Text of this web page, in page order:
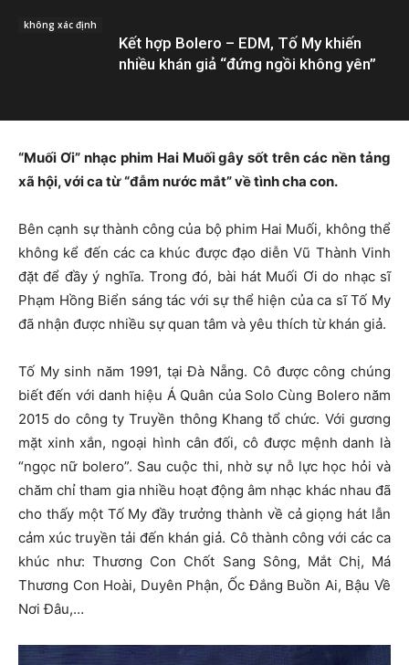
không xác định
Kết hợp Bolero – EDM, Tố My khiến
nhiều khán giả “đứng ngồi không yên”
“Muối Ơi” nhạc phim Hai Muối gây sốt trên các nền tảng
xã hội, với ca từ “đẫm nước mắt” về tình cha con.
Bên cạnh sự thành công của bộ phim Hai Muối, không thể
không kể đến các ca khúc được đạo diễn Vũ Thành Vinh
đặt để đầy ý nghĩa. Trong đó, bài hát Muối Ơi do nhạc sĩ
Phạm Hồng Biển sáng tác với sự thể hiện của ca sĩ Tố My
đã nhận được nhiều sự quan tâm và yêu thích từ khán giả.
Tố My sinh năm 1991, tại Đà Nẵng. Cô được công chúng
biết đến với danh hiệu Á Quân của Solo Cùng Bolero năm
2015 do công ty Truyền thông Khang tổ chức. Với gương
mặt xinh xắn, ngoại hình cân đối, cô được mệnh danh là
“ngọc nữ bolero”. Sau cuộc thi, nhờ sự nỗ lực học hỏi và
chăm chỉ tham gia nhiều hoạt động âm nhạc khác nhau đã
cho thấy một Tố My đầy trưởng thành về cả giọng hát lẫn
cảm xúc truyền tải đến khán giả. Cô thành công với các ca
khúc như: Thương Con Chốt Sang Sông, Mắt Chị, Má
Thương Con Hoài, Duyên Phận, Ốc Đắng Buồn Ai, Bậu Về
Nơi Đâu,…